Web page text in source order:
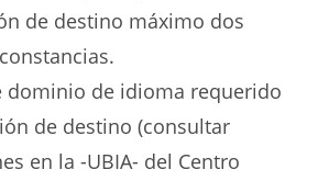
de destino máximo dos
dominio de idioma requerido
de destino (consultar
en la -UBIA- del Centro